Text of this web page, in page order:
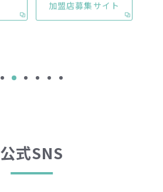
公式SNS
加盟店募集サイト